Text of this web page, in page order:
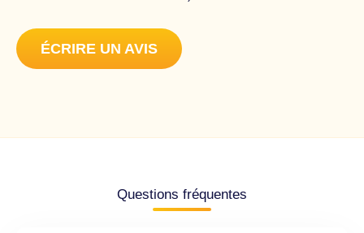
ÉCRIRE UN AVIS
Questions fréquentes